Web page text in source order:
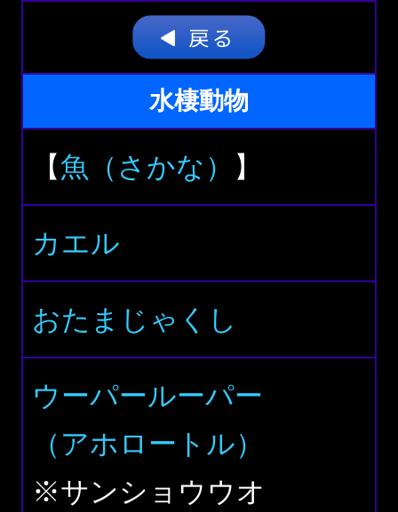
水棲動物
【魚（さかな） 】
カエル
おたまじゃくし
ウーパールーパー
（アホロートル）
※サンショウウオ